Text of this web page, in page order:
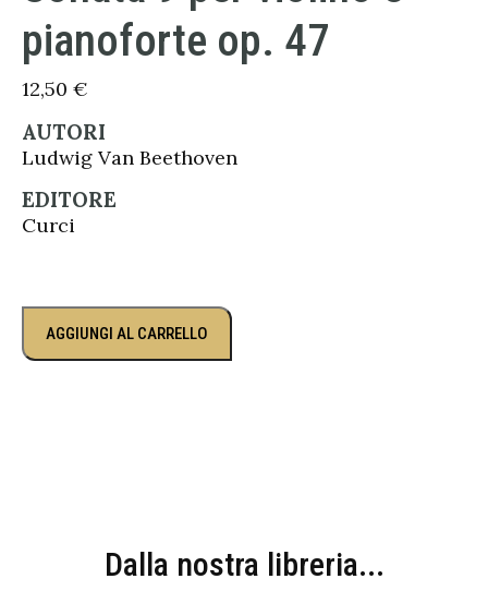
pianoforte op. 47
12,50 €
AUTORI
Ludwig Van Beethoven
EDITORE
Curci
AGGIUNGI AL CARRELLO
Dalla nostra libreria...